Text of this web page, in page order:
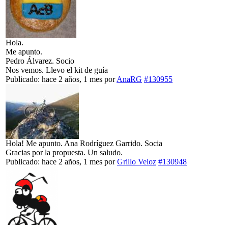
Hola.
Me apunto.
Pedro Álvarez. Socio
Nos vemos. Llevo el kit de guía
Publicado: hace 2 años, 1 mes porAnaRG #130955
Hola! Me apunto. Ana Rodríguez Garrido. Socia
Gracias por la propuesta. Un saludo.
Publicado: hace 2 años, 1 mes porGrillo Veloz #130948